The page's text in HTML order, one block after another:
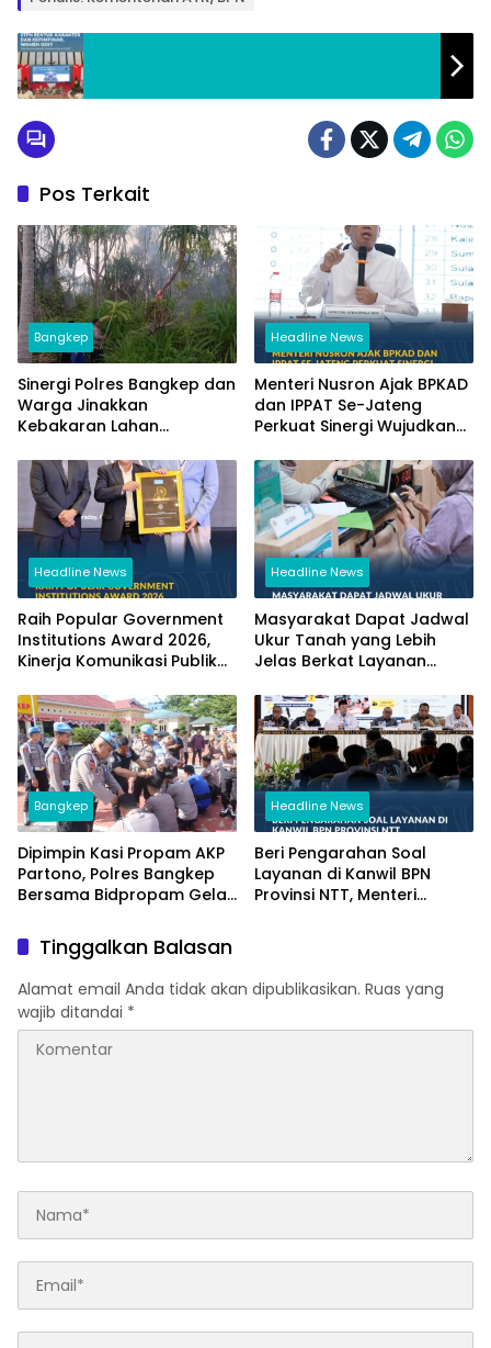
Pos Terkait
Bangkep
Sinergi Polres Bangkep dan
Warga Jinakkan
Kebakaran Lahan
Headline News
Menteri Nusron Ajak BPKAD
dan IPPAT Se-Jateng
Perkuat Sinergi Wujudkan
Pertanahan
Headline News
Raih Popular Government
Institutions Award 2026,
Kinerja Komunikasi Publik
Kembali Diakui
Headline News
Masyarakat Dapat Jadwal
Ukur Tanah yang Lebih
Jelas Berkat Layanan
Bangkep
Dipimpin Kasi Propam AKP
Partono, Polres Bangkep
Bersama Bidpropam Gelar
Headline News
Beri Pengarahan Soal
Layanan di Kanwil BPN
Provinsi NTT, Menteri
Tinggalkan Balasan
Alamat email Anda tidak akan dipublikasikan. Ruas yang
wajib ditandai *